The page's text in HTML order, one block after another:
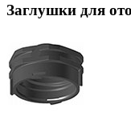
Заглушки для